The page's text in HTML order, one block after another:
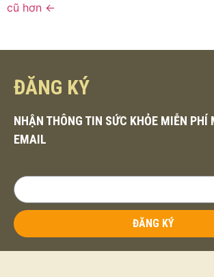
cũ hơn ←
ĐĂNG KÝ
NHẬN THÔNG TIN SỨC KHỎE MIỄN PHÍ
EMAIL
ĐĂNG KÝ